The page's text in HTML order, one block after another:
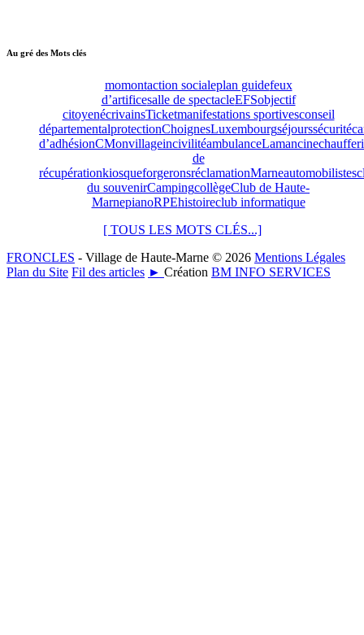
Au gré des Mots clés
momontaction socialeplan guidefeux
d’artificesalle de spectacleEFSobjectif
citoyenécrivainsTicketmanifestations sportivesconseil
départementalprotectionChoignesLuxembourgséjourssécurité
d’adhésionCMonvillageincivilitéambulanceLamancine
de
récupérationkiosqueforgeronsréclamationMarneautomobilistes
du souvenirCampingcollègeClub de Haute-
MarnepianoRPEhistoireclub informatique
[ TOUS LES MOTS CLÉS...]
FRONCLES - Village de Haute-Marne © 2026 Mentions Légales
Plan du Site Fil des articles ► Création BM INFO SERVICES